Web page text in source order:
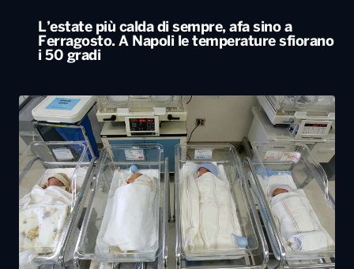
L’estate più calda di sempre, afa sino a
Ferragosto. A Napoli le temperature sfiorano
i 50 gradi